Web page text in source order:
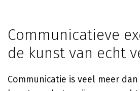
Communicatieve
de kunst van echt
Communicatie is veel meer